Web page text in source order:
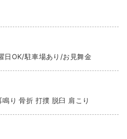
日OK/駐車場あり/お見舞金
り 骨折 打撲 脱臼 肩こり